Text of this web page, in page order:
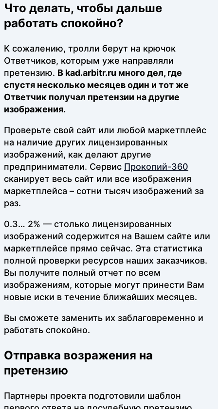
Что делать, чтобы дальше
работать спокойно?
К сожалению, тролли берут на крючок
Ответчиков, которым уже направляли
претензию. В kad.arbitr.ru много дел, где
спустя несколько месяцев один и тот же
Ответчик получал претензии на другие
изображения.
Проверьте свой сайт или любой маркетплейс
на наличие других лицензированных
изображений, как делают другие
предприниматели. Сервис Прокопий-360
сканирует весь сайт или все изображения
маркетплейса – сотни тысяч изображений за
раз.
0.3… 2% — столько лицензированных
изображений содержится на Вашем сайте или
маркетплейсе прямо сейчас. Эта статистика
полной проверки ресурсов наших заказчиков.
Вы получите полный отчет по всем
изображениям, которые могут принести Вам
новые иски в течение ближайших месяцев.
Вы сможете заменить их заблаговременно и
работать спокойно.
Отправка возражения на
претензию
Партнеры проекта подготовили шаблон